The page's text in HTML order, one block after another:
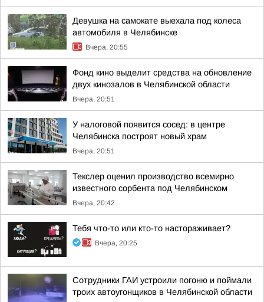
Девушка на самокате выехала под колеса
автомобиля в Челябинске
Вчера, 20:55
Фонд кино выделит средства на обновление
двух кинозалов в Челябинской области
Вчера, 20:51
У налоговой появится сосед: в центре
Челябинска построят новый храм
Вчера, 20:51
Текслер оценил производство всемирно
известного сорбента под Челябинском
Вчера, 20:42
Тебя что-то или кто-то настораживает?
Вчера, 20:25
Сотрудники ГАИ устроили погоню и поймали
троих автоугонщиков в Челябинской области